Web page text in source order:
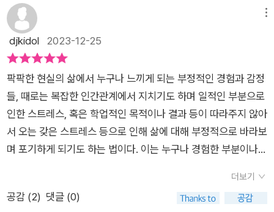
성된다. 프롤로그 '산책하듯 가볍게'를 시작으로, 1장 '느리지만
당신의 속도로 가고 있습니다', 2장 '살아 있는 한 여행은 끝나지
않고 우리는 또 누군가를 만나게 될 거예요', 3장 '꾸준함 속에 쌓
이는 것, 언젠가 빛날 거라 믿는 것', 4장 '세상은 냉소주의자의 방
식으로 돌아가지 않습니다', 5장 '우리의 불행은 휴식하지 않는 데
서 발생합니다'로 나뉜다. ​​​인생도 시간도 너무 어렵습니다. 그럴
땐 매우 사소하고, 내가 통제할 수 있는 시간부터 가꿔보고 싶어
요. 아무리 힘들어도 내일 아침 산책 정도는 할 수 있지 않을까요.
오늘 저녁을 가볍게 먹을 수 있다면. 그래서 약간의 허기를 느끼
시 새벽을 볼 수 있지 않을까요. 그렇게 시간과 몸이 허락하는 한
꾸준히 해보자는 말은 할 수 있을 거예요. 그날의 산책처럼, 그 산
다. 하지만 그(그녀)의 반응은 냉랭합니다. 혹은 데면데면합니
다. 저자는 말합니다. "변할 사람 같았으면 벌써 변했습니다.(p2
2)" 아마 나 역시, 이렇게 돌아서 버린 상대의 상태를 벌써 알
정을 유지 중인 게 억울하기도 하고 불공평하다는 생각이 들어 뻔
한 현실에 애써 눈을 감는 중인지도 모릅니다. 이 상태가 계속되
면 내가 추해집니다. 손해 보고 물러난다는 생각으로 질척거리
면 본인만 더 추해집니다. 저자는 말합니다. "헤어짐이 정답입니
다." 언제나 그렇지만 답은 간단할수록 그게 정답일 가능성이 높
아집니다. 오해가 있으면 조속히 풀어야 합니다. 자칫하면 돌이
킬 수 없는 관계의 파탄으로 이어지거나, 관계는 관계대로 붕괴하
djkidol 2023-12-25
팍팍한 현실의 삶에서 누구나 느끼게 되는 부정적인 경험과 감정
들, 때로는 복잡한 인간관계에서 지치기도 하며 일적인 부분으로
인한 스트레스, 혹은 학업적인 목적이나 결과 등이 따라주지 않아
서 오는 갖은 스트레스 등으로 인해 삶에 대해 부정적으로 바라보
며 포기하게 되기도 하는 법이다. 이는 누구나 경험한 부분이나
떤 마인드로 삶을 영위해야 하는지는 개인마다 다르며 또한 무조
건적인 정답이 없다는 점에서도 다소 복잡한 생각이 드는 것도 사
더보기
공감 (2) 댓글 (0)